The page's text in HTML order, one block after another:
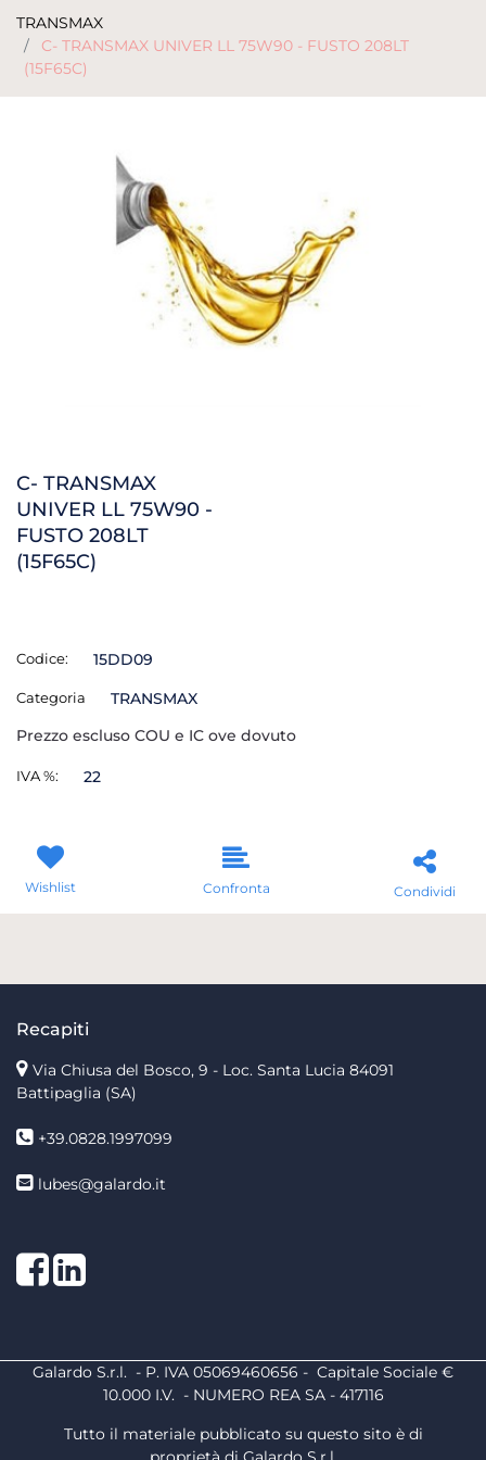
TRANSMAX
C- TRANSMAX UNIVER LL 75W90 - FUSTO 208LT
(15F65C)
C- TRANSMAX
UNIVER LL 75W90 -
FUSTO 208LT
(15F65C)
Codice: 15DD09
Categoria
TRANSMAX
Prezzo escluso COU e IC ove dovuto
IVA %: 22
Wishlist Confronta Condividi
Recapiti
Via Chiusa del Bosco, 9 - Loc. Santa Lucia 84091
Battipaglia (SA)
+39.0828.1997099
lubes@galardo.it
Facebook
LinkedIn
Galardo S.r.l. - P. IVA 05069460656 - Capitale Sociale €
10.000 I.V. - NUMERO REA SA - 417116
Tutto il materiale pubblicato su questo sito è di